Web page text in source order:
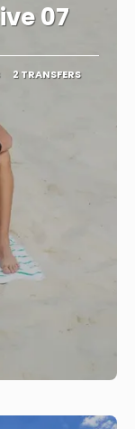
07
2 TRANSFERS